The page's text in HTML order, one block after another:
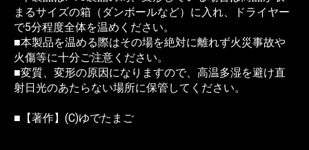
まるサイズの箱（ダンボールなど）に入れ、ドライヤー
で5分程度全体を温めください。
■本製品を温める際はその場を絶対に離れず火災事故や
火傷等に十分ご注意ください。
■変質、変形の原因になりますので、高温多湿を避け直
射日光のあたらない場所に保管してください。
■【著作】(C)ゆでたまご